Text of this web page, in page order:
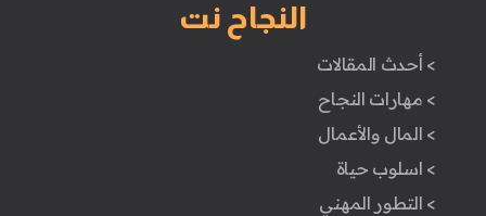
النجاح نت
> أحدث المقالات
> مهارات النجاح
> المال والأعمال
> اسلوب حياة
> التطور المهني